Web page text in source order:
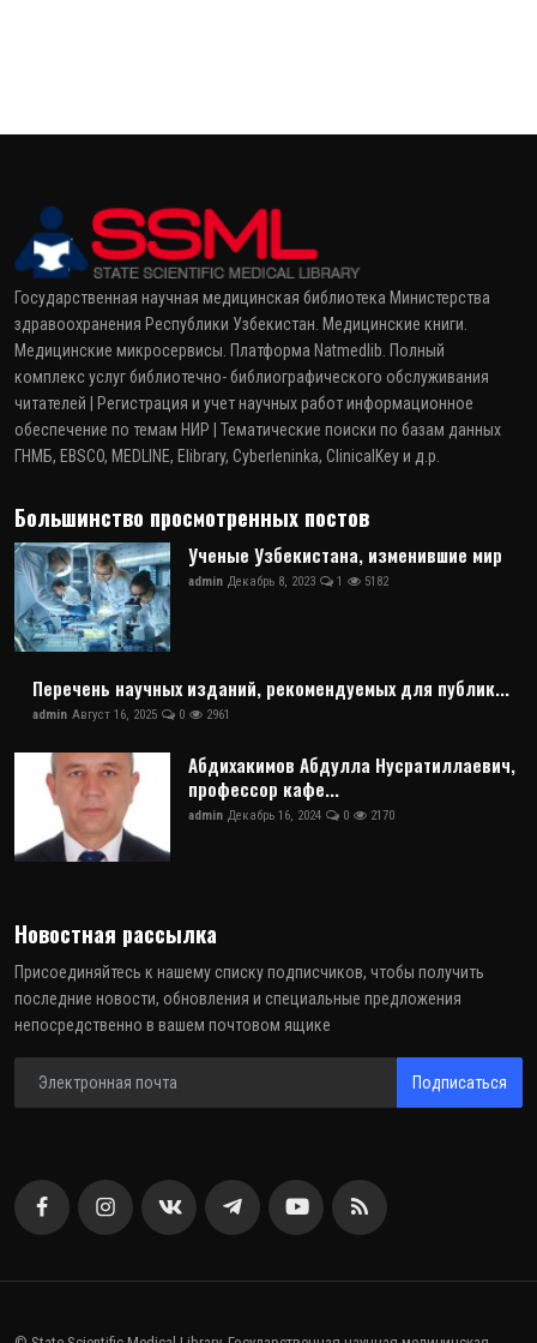
Государственная научная медицинская библиотека Министерства
здравоохранения Республики Узбекистан. Медицинские книги.
Медицинские микросервисы. Платформа Natmedlib. Полный
комплекс услуг библиотечно- библиографического обслуживания
читателей | Регистрация и учет научных работ информационное
обеспечение по темам НИР | Тематические поиски по базам данных
ГНМБ, EBSCO, MEDLINE, Elibrary, Cyberleninka, ClinicalKey и д.р.
Большинство просмотренных постов
Ученые Узбекистана, изменившие мир
admin Декабрь 8, 2023 1 5182
Перечень научных изданий, рекомендуемых для публик...
admin Август 16, 2025 0 2961
Абдихакимов Абдулла Нусратиллаевич,
профессор кафе...
admin Декабрь 16, 2024 0 2170
Новостная рассылка
Присоединяйтесь к нашему списку подписчиков, чтобы получить
последние новости, обновления и специальные предложения
непосредственно в вашем почтовом ящике
Подписаться